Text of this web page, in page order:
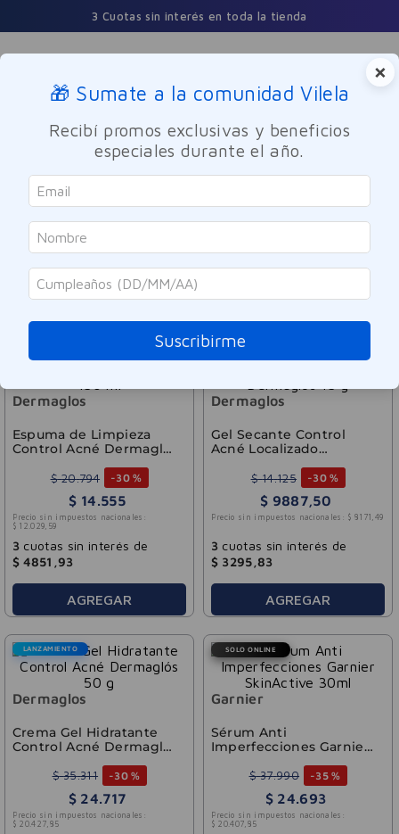
3 Cuotas sin interés en toda la tienda
Buscar
Dermaglos
Espuma de Limpieza
Control Acné Dermaglós
$ 20.794 -30 %
$ 14.555
Precio sin impuestos nacionales:
$ 12 .029, 59
3 cuotas sin interés de
$ 4851 ,93
AGREGAR
Dermaglos
Gel Secante Control
Acné Localizado
$ 14.125 -30 %
$ 9887,50
Precio sin impuestos nacionales: $ 8171 , 49
3 cuotas sin interés de
$ 3295,83
AGREGAR
LANZAMIENTO
Dermaglos
Crema Gel Hidratante
Control Acné Dermaglós
$ 35.311 -30 %
$ 24.717
Precio sin impuestos nacionales:
$ 20 .427 85
SOLO ONLINE
Garnier
Sérum Anti
Imperfecciones Garnier
$ 37.990 -35 %
$ 24.693
Precio sin impuestos nacionales:
$ 20 .407 85
×
🎁 Sumate a la comunidad Vilela
Recibí promos exclusivas y beneficios
especiales durante el año.
Suscribirme